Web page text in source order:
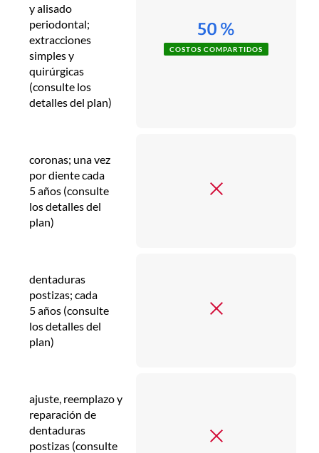
y alisado
periodontal;
extracciones
simples y
quirúrgicas
(consulte los
detalles del plan)
50 %
COSTOS COMPARTIDOS
coronas; una vez
por diente cada
5 años (consulte
los detalles del
plan)
dentaduras
postizas; cada
5 años (consulte
los detalles del
plan)
ajuste, reemplazo y
reparación de
dentaduras
postizas (consulte